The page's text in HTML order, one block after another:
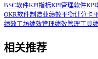
BSC软件KPI指标KPI管理软件KPI
OKR软件制造业绩效平衡计分卡
绩效工坊绩效管理绩效管理工具
相关推荐